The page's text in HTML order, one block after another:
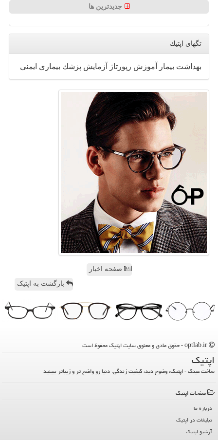
جدیدترین ها
تگهای اپتیك
بهداشت بیمار آموزش رپورتاژ آزمایش پزشك بیماری ایمنی
صفحه اخبار
بازگشت به اپتیک
اپتیك
ساخت عینک - اپتیک، وضوح دید، کیفیت زندگی. دنیا رو واضح تر و زیباتر ببینید
صفحات اپتیك
درباره ما
تبلیغات در اپتیك
آرشیو اپتیك